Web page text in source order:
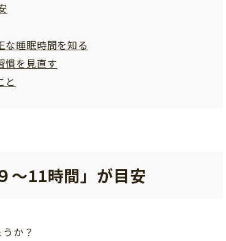
睡眠時間を知る
を見直す
と
～11時間」が目安
か？